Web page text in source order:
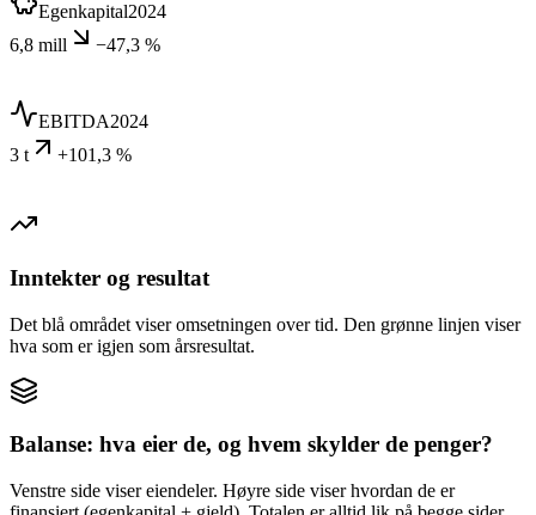
Egenkapital2024
6,8 mill
−47,3 %
EBITDA2024
3 t
+101,3 %
Inntekter og resultat
Det blå området viser omsetningen over tid. Den grønne linjen viser
hva som er igjen som årsresultat.
Balanse: hva eier de, og hvem skylder de penger?
Venstre side viser eiendeler. Høyre side viser hvordan de er